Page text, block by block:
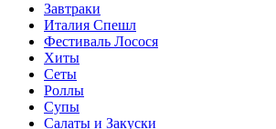
Завтраки
Италия Спешл
Фестиваль Лосося
Хиты
Сеты
Роллы
Супы
Салаты и Закуски